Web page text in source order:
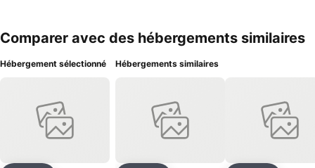
Comparer avec des hébergements similaires
Hébergement sélectionné Hébergements similaires